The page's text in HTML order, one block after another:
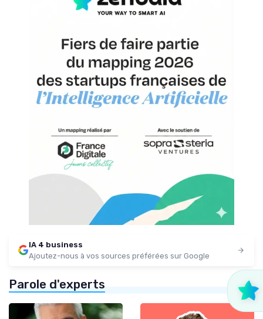
IA 4 business
Ajoutez-nous à vos sources préférées sur Google
Parole d'experts